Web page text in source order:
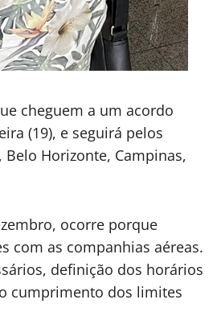
cheguem a um acordo
(19), e seguirá pelos
Horizonte, Campinas,
ocorre porque
com as companhias aéreas.
definição dos horários
cumprimento dos limites